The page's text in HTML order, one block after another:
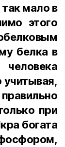
мало в
этого
белка в
учитывая,
при
богата